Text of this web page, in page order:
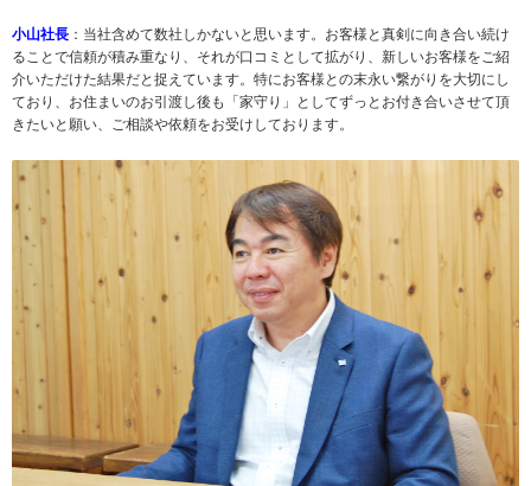
小山社長 ：当社含めて数社しかないと思います。お客様と真剣に向き合い続け
ることで信頼が積み重なり、それが口コミとして拡がり、新しいお客様をご紹
介いただけた結果だと捉えています。特にお客様との末永い繋がりを大切にし
ており、お住まいのお引渡し後も「家守り」としてずっとお付き合いさせて頂
きたいと願い、ご相談や依頼をお受けしております。